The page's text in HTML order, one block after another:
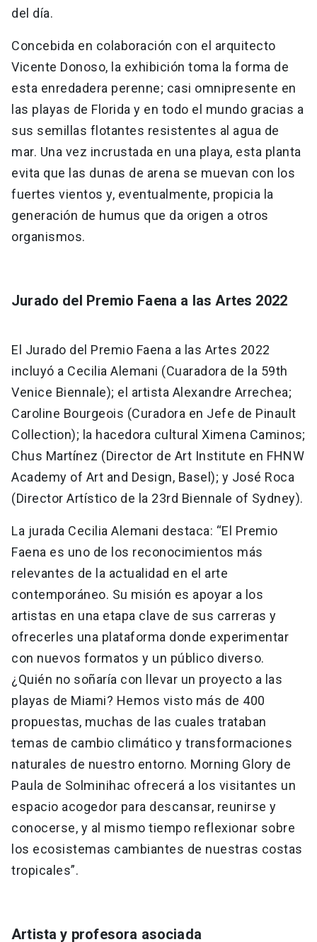
del día.
Concebida en colaboración con el arquitecto
Vicente Donoso, la exhibición toma la forma de
esta enredadera perenne; casi omnipresente en
las playas de Florida y en todo el mundo gracias a
sus semillas flotantes resistentes al agua de
mar. Una vez incrustada en una playa, esta planta
evita que las dunas de arena se muevan con los
fuertes vientos y, eventualmente, propicia la
generación de humus que da origen a otros
organismos.
Jurado del Premio Faena a las Artes 2022
El Jurado del Premio Faena a las Artes 2022
incluyó a Cecilia Alemani (Cuaradora de la 59th
Venice Biennale); el artista Alexandre Arrechea;
Caroline Bourgeois (Curadora en Jefe de Pinault
Collection); la hacedora cultural Ximena Caminos;
Chus Martínez (Director de Art Institute en FHNW
Academy of Art and Design, Basel); y José Roca
(Director Artístico de la 23rd Biennale of Sydney).
La jurada Cecilia Alemani destaca: “El Premio
Faena es uno de los reconocimientos más
relevantes de la actualidad en el arte
contemporáneo. Su misión es apoyar a los
artistas en una etapa clave de sus carreras y
ofrecerles una plataforma donde experimentar
con nuevos formatos y un público diverso.
¿Quién no soñaría con llevar un proyecto a las
playas de Miami? Hemos visto más de 400
propuestas, muchas de las cuales trataban
temas de cambio climático y transformaciones
naturales de nuestro entorno. Morning Glory de
Paula de Solminihac ofrecerá a los visitantes un
espacio acogedor para descansar, reunirse y
conocerse, y al mismo tiempo reflexionar sobre
los ecosistemas cambiantes de nuestras costas
tropicales”.
Artista y profesora asociada